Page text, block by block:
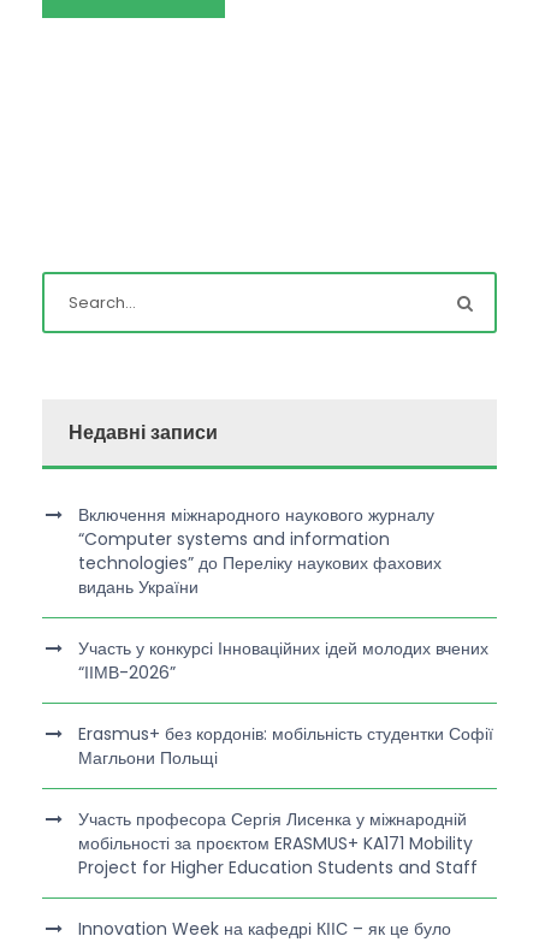
Недавні записи
Включення міжнародного наукового журналу
“Computer systems and information
technologies” до Переліку наукових фахових
видань України
Участь у конкурсі Інноваційних ідей молодих вчених
“ІІМВ-2026”
Erasmus+ без кордонів: мобільність студентки Софії
Магльони Польщі
Участь професора Сергія Лисенка у міжнародній
мобільності за проєктом ERASMUS+ KA171 Mobility
Project for Higher Education Students and Staff
Innovation Week на кафедрі КІІС – як це було